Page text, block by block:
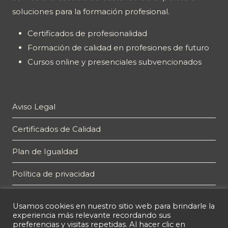
soluciones para la formación profesional.
Certificados de profesionalidad
Formación de calidad en profesiones de futuro
Cursos online y presenciales subvencionados
Aviso Legal
Certificados de Calidad
Plan de Igualdad
Política de privacidad
Usamos cookies en nuestro sitio web para brindarle la
experiencia más relevante recordando sus
preferencias y visitas repetidas. Al hacer clic en